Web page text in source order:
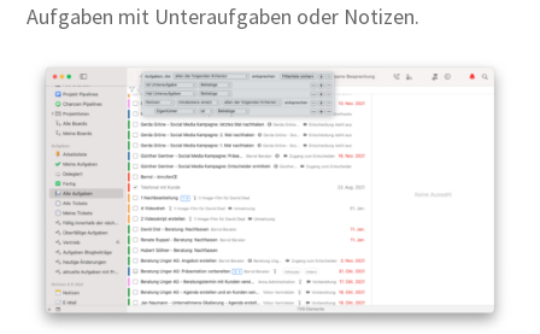
Aufgaben mit Unteraufgaben oder Notizen.